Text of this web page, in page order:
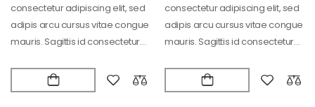
consectetur adipiscing elit, sed
adipis arcu cursus vitae congue
mauris. Sagittis id consectetur
consectetur adipiscing elit, sed
adipis arcu cursus vitae congue
mauris. Sagittis id consectetur